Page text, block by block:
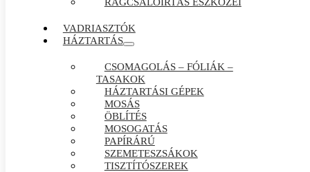
VADRIASZTÓK
HÁZTARTÁS
CSOMAGOLÁS – FÓLIÁK –
TASAKOK
HÁZTARTÁSI GÉPEK
MOSÁS
ÖBLÍTÉS
MOSOGATÁS
PAPÍRÁRÚ
SZEMETESZSÁKOK
TISZTÍTÓSZEREK